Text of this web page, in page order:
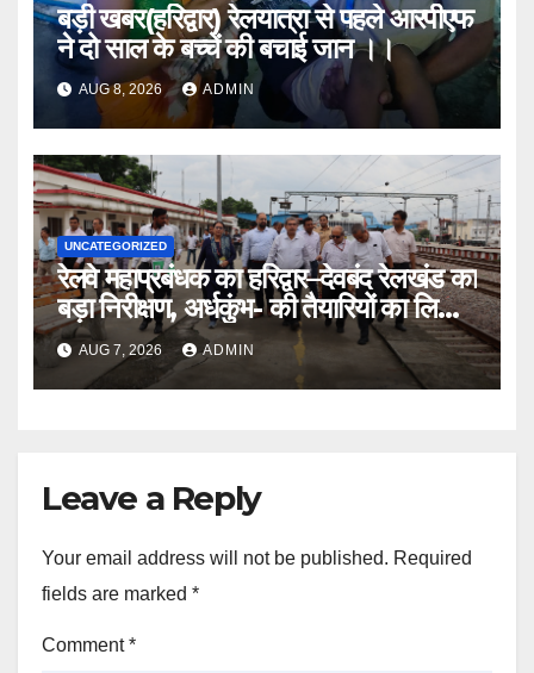
बड़ी खबर(हरिद्वार) रेलयात्रा से पहले आरपीएफ
ने दो साल के बच्चें की बचाई जान ।।
AUG 8, 2026 ADMIN
UNCATEGORIZED
रेलवे महाप्रबंधक का हरिद्वार–देवबंद रेलखंड का
बड़ा निरीक्षण, अर्धकुंभ- की तैयारियों का लिया
जायजा
AUG 7, 2026 ADMIN
Leave a Reply
Your email address will not be published. Required
fields are marked *
Comment*